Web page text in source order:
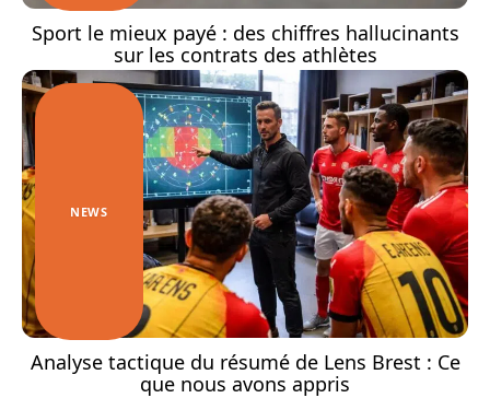
Sport le mieux payé : des chiffres hallucinants
sur les contrats des athlètes
NEWS
Analyse tactique du résumé de Lens Brest : Ce
que nous avons appris